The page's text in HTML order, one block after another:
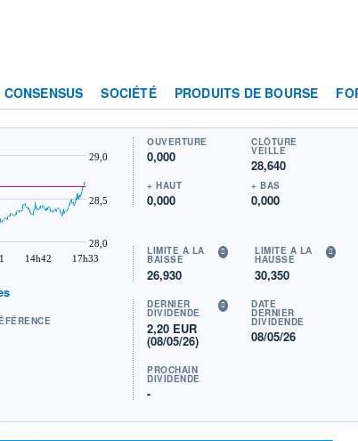
CONSENSUS SOCIÉTÉ PRODUITS DE BOURSE
14h42 17h33
28,0
28,5
29,0
OUVERTURE
0,000
CLÔTURE
VEILLE
28,640
+ HAUT
0,000
+ BAS
0,000
LIMITE À LA
BAISSE
26,930
LIMITE À LA
HAUSSE
30,350
DERNIER
DIVIDENDE
2,20 EUR
(08/05/26)
DATE
DERNIER
DIVIDENDE
08/05/26
PROCHAIN
DIVIDENDE
-